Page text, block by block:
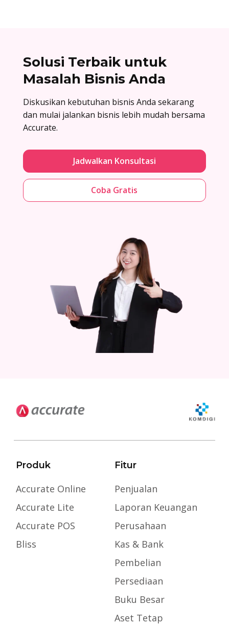
Solusi Terbaik untuk
Masalah Bisnis Anda
Diskusikan kebutuhan bisnis Anda sekarang
dan mulai jalankan bisnis lebih mudah bersama
Accurate.
Jadwalkan Konsultasi
Coba Gratis
Produk
Accurate Online
Accurate Lite
Accurate POS
Bliss
Fitur
Penjualan
Laporan Keuangan
Perusahaan
Kas & Bank
Pembelian
Persediaan
Buku Besar
Aset Tetap